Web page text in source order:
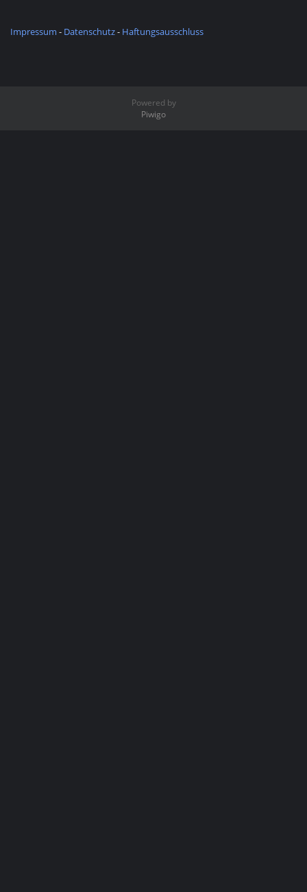
Impressum - Datenschutz- Haftungsausschluss
Powered by
Piwigo